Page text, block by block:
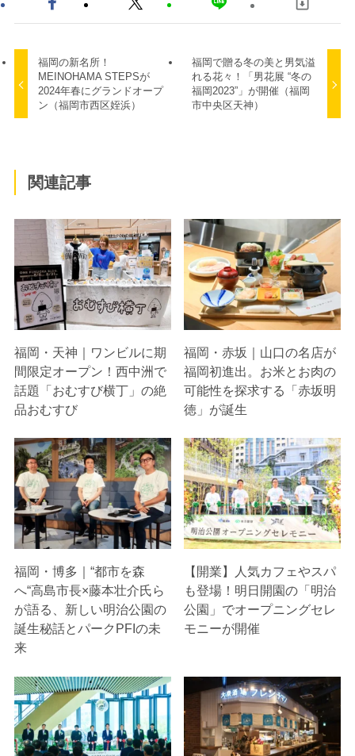
福岡の新名所！
MEINOHAMA STEPSが
2024年春にグランドオープ
ン（福岡市西区姪浜）
福岡で贈る冬の美と男気溢
れる花々！「男花展 “冬の
福岡2023”」が開催（福岡
市中央区天神）
関連記事
福岡・天神｜ワンビルに期
間限定オープン！西中洲で
話題「おむすび横丁」の絶
品おむすび
福岡・赤坂｜山口の名店が
福岡初進出。お米とお肉の
可能性を探求する「赤坂明
徳」が誕生
福岡・博多｜“都市を森
へ“高島市長×藤本壮介氏ら
が語る、新しい明治公園の
誕生秘話とパークPFIの未
来
【開業】人気カフェやスパ
も登場！明日開園の「明治
公園」でオープニングセレ
モニーが開催